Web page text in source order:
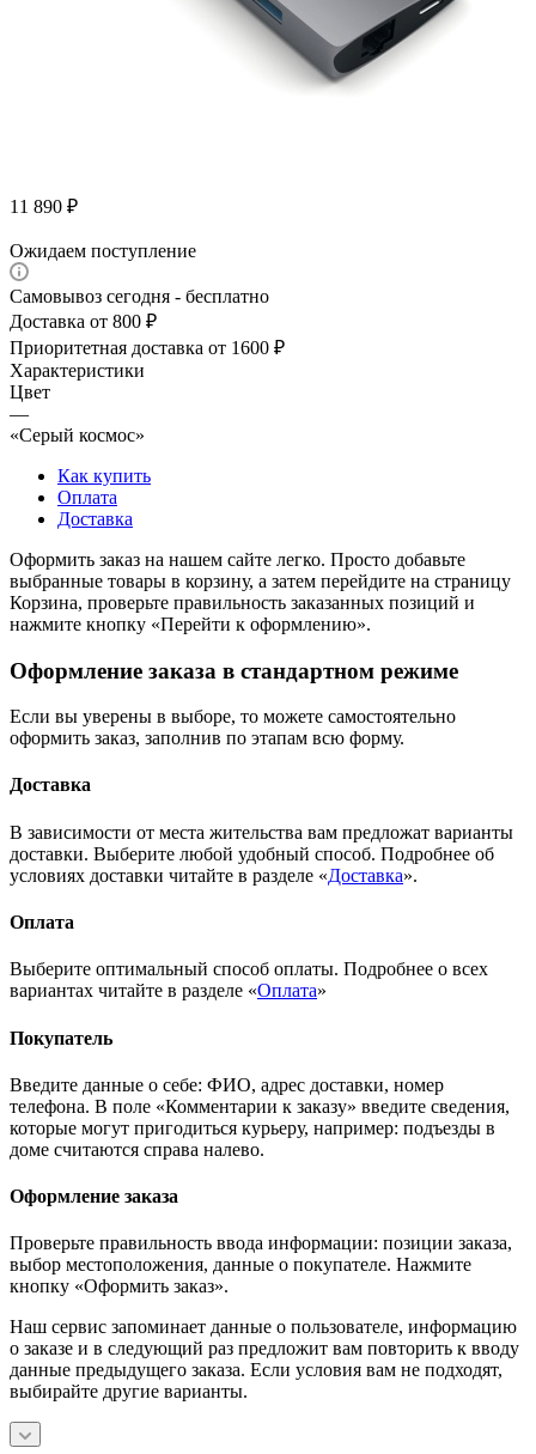
11 890 ₽
Ожидаем поступление
Самовывоз сегодня - бесплатно
Доставка от 800 ₽
Приоритетная доставка от 1600 ₽
Характеристики
Цвет
—
«Серый космос»
Как купить
Оплата
Доставка
Оформить заказ на нашем сайте легко. Просто добавьте
выбранные товары в корзину, а затем перейдите на страницу
Корзина, проверьте правильность заказанных позиций и
нажмите кнопку «Перейти к оформлению».
Оформление заказа в стандартном режиме
Если вы уверены в выборе, то можете самостоятельно
оформить заказ, заполнив по этапам всю форму.
Доставка
В зависимости от места жительства вам предложат варианты
доставки. Выберите любой удобный способ. Подробнее об
условиях доставки читайте в разделе «Доставка».
Оплата
Выберите оптимальный способ оплаты. Подробнее о всех
вариантах читайте в разделе «Оплата»
Покупатель
Введите данные о себе: ФИО, адрес доставки, номер
телефона. В поле «Комментарии к заказу» введите сведения,
которые могут пригодиться курьеру, например: подъезды в
доме считаются справа налево.
Оформление заказа
Проверьте правильность ввода информации: позиции заказа,
выбор местоположения, данные о покупателе. Нажмите
кнопку «Оформить заказ».
Наш сервис запоминает данные о пользователе, информацию
о заказе и в следующий раз предложит вам повторить к вводу
данные предыдущего заказа. Если условия вам не подходят,
выбирайте другие варианты.